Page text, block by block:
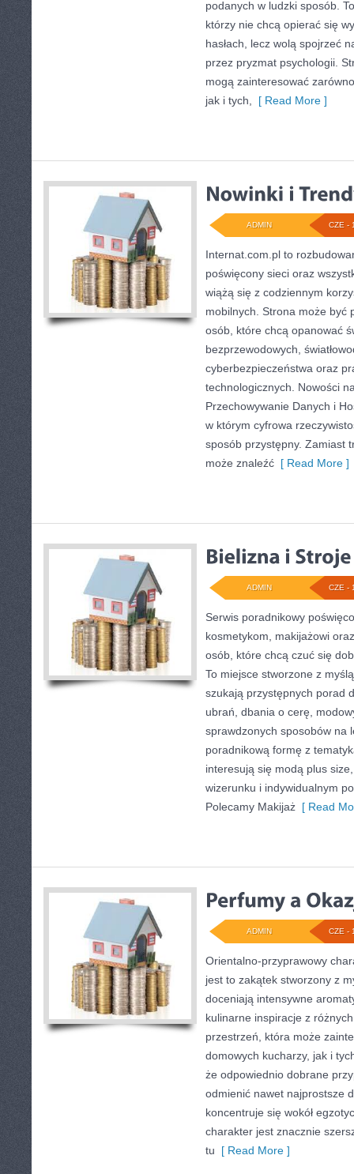
podanych w ludzki sposób.
którzy nie chcą opierać się
hasłach, lecz wolą spojrzeć
przez pryzmat psychologii.
mogą zainteresować
jak i tych,
[ Read More ]
CZE -
ADMIN
Internat.com.pl to
poświęcony sieci oraz
wiążą się z codziennym
mobilnych. Strona może być
osób, które chcą opanować
bezprzewodowych,
cyberbezpieczeństwa oraz
technologicznych. Nowości
Przechowywanie Danych i
w którym cyfrowa
sposób przystępny. Zamiast
może znaleźć [ Read More ]
CZE -
ADMIN
Serwis poradnikowy
kosmetykom, makijażowi
osób, które chcą czuć się
To miejsce stworzone z
szukają przystępnych porad
ubrań, dbania o cerę,
sprawdzonych sposobów na
poradnikową formę z
interesują się modą plus
wizerunku i indywidualnym
Polecamy Makijaż [ Read
CZE -
ADMIN
Orientalno-przyprawowy
jest to zakątek stworzony z
doceniają intensywne
kulinarne inspiracje z
przestrzeń, która może
domowych kucharzy, jak i
że odpowiednio dobrane
odmienić nawet najprostsze
koncentruje się wokół
charakter jest znacznie
tu [ Read More ]